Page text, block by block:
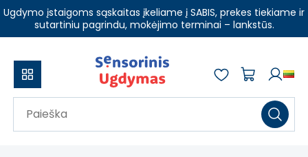
Ugdymo įstaigoms sąskaitas įkeliame į SABIS, prekes tiekiame ir
sutartiniu pagrindu, mokėjimo terminai – lankstūs.